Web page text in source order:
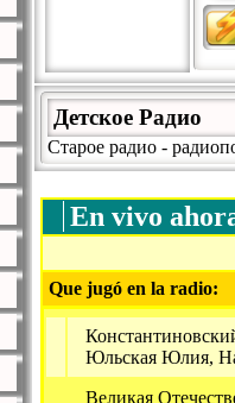
Детское Радио
Старое радио -
En vivo
Que jugó en la radio:
Юльская Юлия,
Великая